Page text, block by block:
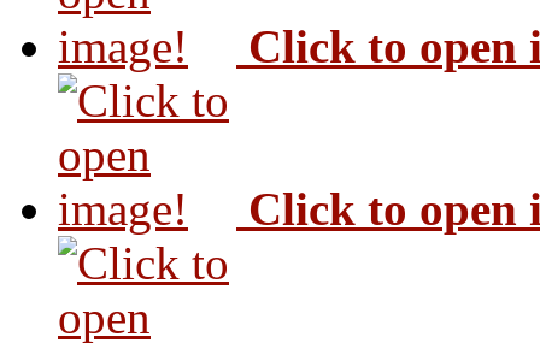
Click to open
Click to open